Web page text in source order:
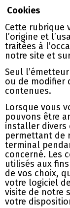
Cookies
Cette rubrique
l’origine et
traitées à
notre site et
Seul
ou de modifier
contenues.
Lorsque vous
pouvons être
installer divers
permettant de
terminal
concerné. Les
utilisés aux
de vos choix,
votre logiciel
visite de notre
votre